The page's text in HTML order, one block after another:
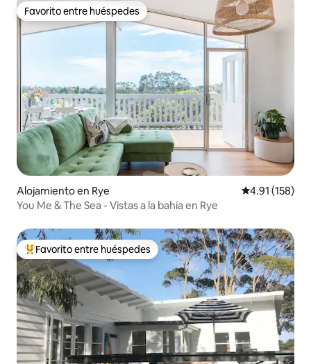
Favorito entre huéspedes
Favorito entre huéspedes
Alojamiento en Rye Calificación
4.91 (158)
You Me & The Sea - Vistas a la bahía en Rye
Favorito entre huéspedes preferido
Favorito entre huéspedes